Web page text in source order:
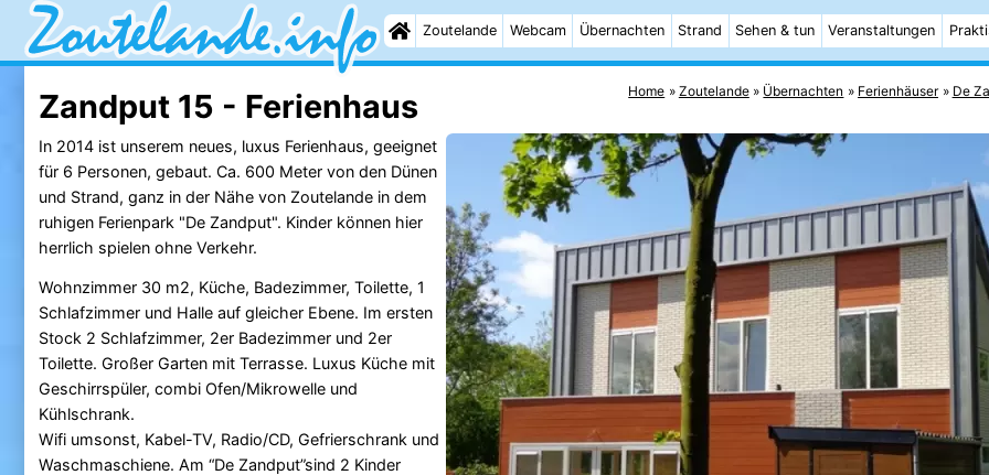
Zoutelande Webcam Übernachten Strand Sehen & tun Veranstaltungen
Home Zoutelande Übernachten Ferienhäuser De
Zandput 15 - Ferienhaus
In 2014 ist unserem neues, luxus Ferienhaus, geeignet
für 6 Personen, gebaut. Ca. 600 Meter von den Dünen
und Strand, ganz in der Nähe von Zoutelande in dem
ruhigen Ferienpark "De Zandput". Kinder können hier
herrlich spielen ohne Verkehr.
Wohnzimmer 30 m2, Küche, Badezimmer, Toilette, 1
Schlafzimmer und Halle auf gleicher Ebene. Im ersten
Stock 2 Schlafzimmer, 2er Badezimmer und 2er
Toilette. Großer Garten mit Terrasse. Luxus Küche mit
Geschirrspüler, combi Ofen/Mikrowelle und
Kühlschrank.
Wifi umsonst, Kabel-TV, Radio/CD, Gefrierschrank und
Waschmaschiene. Am “De Zandput”sind 2 Kinder